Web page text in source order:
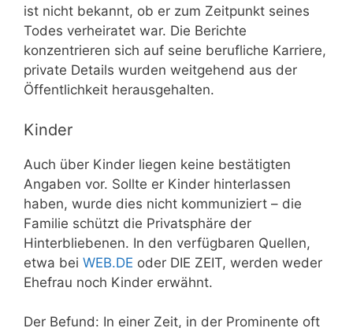
ist nicht bekannt, ob er zum Zeitpunkt seines
Todes verheiratet war. Die Berichte
konzentrieren sich auf seine berufliche Karriere,
private Details wurden weitgehend aus der
Öffentlichkeit herausgehalten.
Kinder
Auch über Kinder liegen keine bestätigten
Angaben vor. Sollte er Kinder hinterlassen
haben, wurde dies nicht kommuniziert – die
Familie schützt die Privatsphäre der
Hinterbliebenen. In den verfügbaren Quellen,
etwa bei WEB.DE oder DIE ZEIT, werden weder
Ehefrau noch Kinder erwähnt.
Der Befund: In einer Zeit, in der Prominente oft